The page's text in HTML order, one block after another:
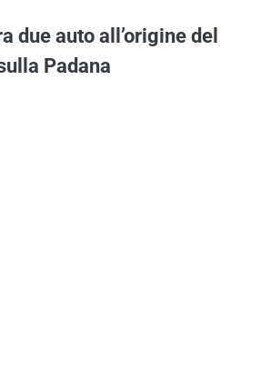
due auto all’origine del
Padana